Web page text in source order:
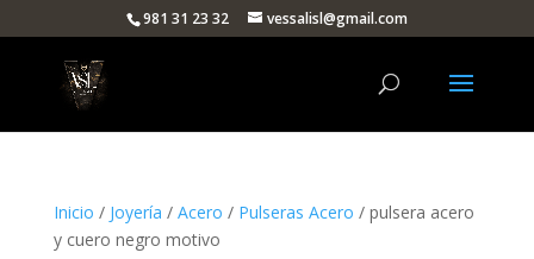
981 31 23 32 vessalisl@gmail.com
Inicio / Joyería / Acero / Pulseras Acero / pulsera acero
y cuero negro motivo